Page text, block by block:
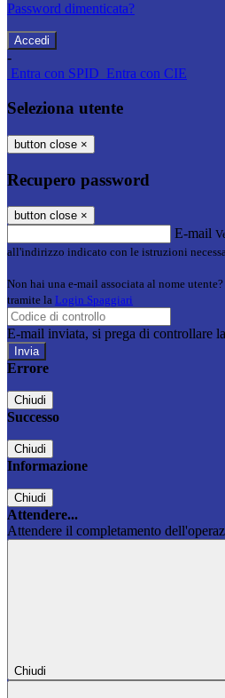
Password dimenticata?
-
Entra con SPID Entra con CIE
Seleziona utente
button close ×
Recupero password
button close ×
E-mail
all'indirizzo indicato con le istruzioni
Non hai una e-mail associata al nome
tramite la Login Spaggiari
E-mail inviata, si prega di controllare
Errore
Chiudi
Successo
Chiudi
Informazione
Chiudi
Attendere...
Attendere il completamento
Chiudi